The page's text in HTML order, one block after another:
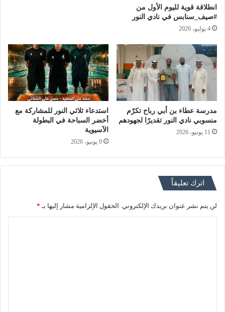
انطلاقة قوية لليوم الأول من
#صيف_سنابس في نادي النور
4 يوليو، 2026
مدرسة عطاء بن أبي رباح تكرّم
منسوبي نادي النور تقديرًا لجهودهم
11 يونيو، 2026
استدعاء ثلاثي النور للمشاركة مع
أخضر السباحة في البطولة
الآسيوية
9 يونيو، 2026
اترك تعليقاً
لن يتم نشر عنوان بريدك الإلكتروني. الحقول الإلزامية مشار إليها بـ *